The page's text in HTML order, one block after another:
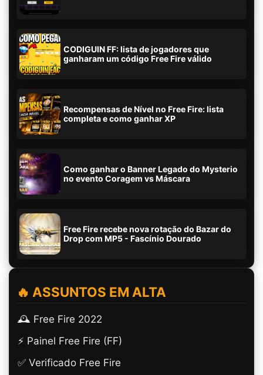
CODIGUIN FF: lista de jogadores que
ganharam um código Free Fire válido
Recompensas de Nível no Free Fire: lista
completa e como ganhar XP
Como ganhar o Banner Legado do Mysterio
no evento Coragem vs Máscara
Free Fire recebe nova rotação do Bazar do
Drop com MP5 - Fascínio Dourado
🔥 ASSUNTOS EM ALTA
🕰️ Free Fire 2022
⚡ Painel Free Fire (FF)
✅ Verificado Free Fire